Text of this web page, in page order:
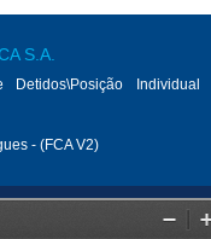
S.A.
Detidos\Posição
- (FCA V2)